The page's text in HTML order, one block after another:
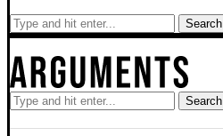
Search
Search